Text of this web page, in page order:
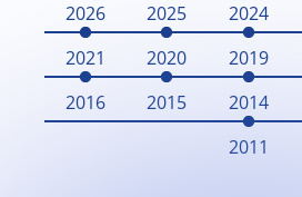
2026 2025 2024
2021
2020 2019
2016
2015 2014
2011